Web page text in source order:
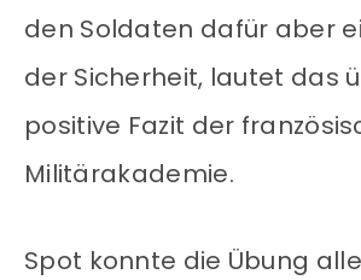
den Soldaten dafür aber
der Sicherheit, lautet das
positive Fazit der
Militärakademie.
Spot konnte die Übung